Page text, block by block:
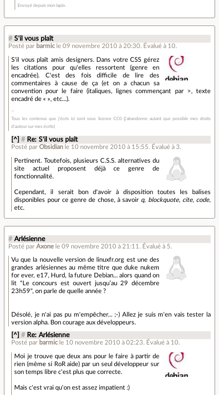
Envoyé depuis mon lapin.
# S'il vous plaît
Posté par barmic le 09 novembre 2010 à 20:30. Évalué à 10.
S'il vous plaît amis designers. Dans votre CSS gérez
les citations pour qu'elles ressortent (genre en
encadrée). C'est des fois difficile de lire des
commentaires à cause de ça (et on a chacun sa
convention pour le faire (italiques, lignes commençant par >, texte
encadré de « », etc...).
Tous les contenus que j'écris ici sont sous licence CC0 (j'abandonne autant que possible mes droits
d'auteur sur mes écrits)
[^] # Re: S'il vous plaît
Posté parObsidian le 10 novembre 2010 à 15:55. Évalué à 3.
Pertinent. Toutefois, plusieurs C.S.S. alternatives du
site actuel proposent déjà ce genre de
fonctionnalité.
Cependant, il serait bon d'avoir à disposition toutes les balises
disponibles pour ce genre de chose, à savoir q, blockquote, cite, code,
etc.
# Arlésienne
Posté par Axone le 09 novembre 2010 à 21:11 . Évalué à 5.
Vu que la nouvelle version de linuxfr.org est une des
grandes arlésiennes au même titre que duke nukem
for ever, e17, Hurd, la future Debian... alors quand on
lit "Le concours est ouvert jusqu’au 29 décembre
23h59", on parle de quelle année ?
Désolé, je n'ai pas pu m'empêcher... ;-) Allez je suis m'en vais tester la
version alpha. Bon courage aux développeurs.
[^] # Re: Arlésienne
Posté par barmic le 10 novembre 2010 à 02:23. Évalué à 10.
Moi je trouve que deux ans pour le faire à partir de
rien (même si RoR aide) par un seul développeur sur
son temps libre c'est plus que correcte.
Mais c'est vrai qu'on est assez impatient :)